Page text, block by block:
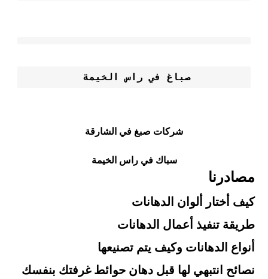
صباغ في راس الخيمة
شركات صبغ في الشارقة
سباك في راس الخيمة
مصادرنا
كيف أختار ألوان الدهانات
طريقة تنفيذ أعمال الدهانات
أنواع الدهانات وكيف يتم تصنيعها
نصائح انتبهي لها قبل دهان حوائط غرفتك بنفسك